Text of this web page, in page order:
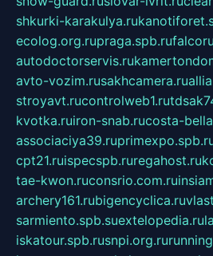
shkurki-karakulya.ru
ecolog.org.rupraga.spb.ru
autodoctorservis.ru
avto-vozim.rusakhcamera.ru
stroyavt.rucontrolweb1.ru
kvotka.ruiron-snab.rucosta-
associaciya39.ru
cpt21.ruispecspb.ruregahost.ru
tae-kwon.ruconsrio.com.ru
archery161.rubigencyclica.ru
sarmiento.spb.suextelopedia.ru
iskatour.spb.rusnpi.org.ru